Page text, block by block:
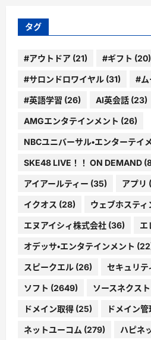
ー
タグ
#アウトドア (21) #ギフト (20)
#サロンドロワイヤル (31) #ム
#英語学習 (26) AI英会話 (23)
AMGエンタテインメント (26)
NBCユニバーサル・エンターテイ
SKE48 LIVE！！ ON DEMAND
アイアールティー (35) アプリ
イクオス (28) ウェブホスティ
エヌアイシィ株式会社 (36) エ
オデッサ・エンタテインメント
スピークエル (26) セキュリテ
ソフト (2649) ソースネクスト
ドメイン取得 (25) ドメイン管
ネットユーコム (279) ハピネ